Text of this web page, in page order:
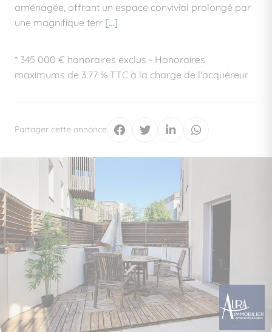
aménagée, offrant un espace convivial prolongé par
une magnifique terr [...]
* 345 000 € honoraires exclus - Honoraires
maximums de 3.77 % TTC à la charge de l'acquéreur
Partager cette annonce